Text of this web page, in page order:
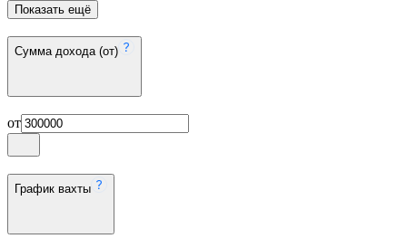
Показать ещё
Сумма дохода (от)
от
График вахты